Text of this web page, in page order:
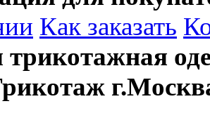
Как заказать